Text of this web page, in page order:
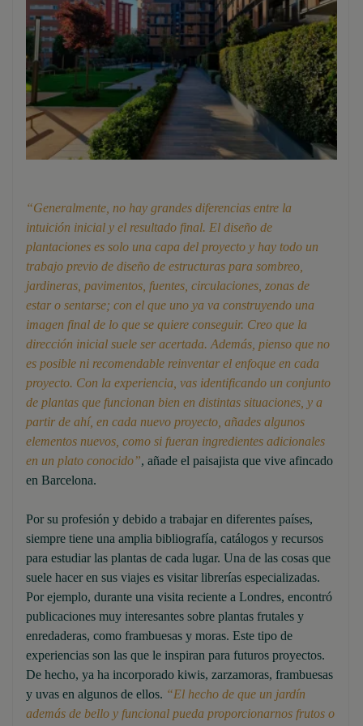
“Generalmente, no hay grandes diferencias entre la
intuición inicial y el resultado final. El diseño de
plantaciones es solo una capa del proyecto y hay todo un
trabajo previo de diseño de estructuras para sombreo,
jardineras, pavimentos, fuentes, circulaciones, zonas de
estar o sentarse; con el que uno ya va construyendo una
imagen final de lo que se quiere conseguir. Creo que la
dirección inicial suele ser acertada. Además, pienso que no
es posible ni recomendable reinventar el enfoque en cada
proyecto. Con la experiencia, vas identificando un conjunto
de plantas que funcionan bien en distintas situaciones, y a
partir de ahí, en cada nuevo proyecto, añades algunos
elementos nuevos, como si fueran ingredientes adicionales
en un plato conocido”, añade el paisajista que vive afincado
en Barcelona.
Por su profesión y debido a trabajar en diferentes países,
siempre tiene una amplia bibliografía, catálogos y recursos
para estudiar las plantas de cada lugar. Una de las cosas que
suele hacer en sus viajes es visitar librerías especializadas.
Por ejemplo, durante una visita reciente a Londres, encontró
publicaciones muy interesantes sobre plantas frutales y
enredaderas, como frambuesas y moras. Este tipo de
experiencias son las que le inspiran para futuros proyectos.
De hecho, ya ha incorporado kiwis, zarzamoras, frambuesas
y uvas en algunos de ellos. “El hecho de que un jardín
además de bello y funcional pueda proporcionarnos frutos o